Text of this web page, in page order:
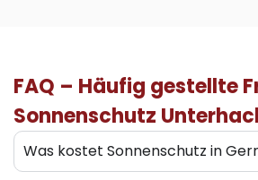
FAQ – Häufig gestellte
Sonnenschutz
Was kostet Sonnenschutz in